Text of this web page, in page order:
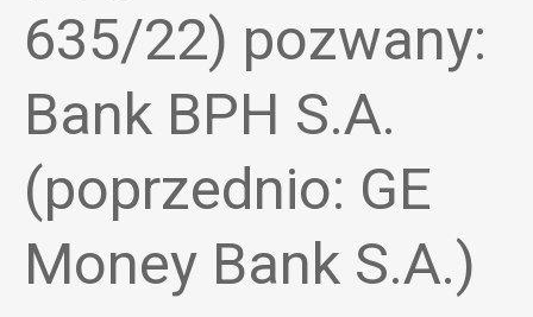
635/22) pozwany:
Bank BPH S.A.
(poprzednio: GE
Money Bank S.A.)